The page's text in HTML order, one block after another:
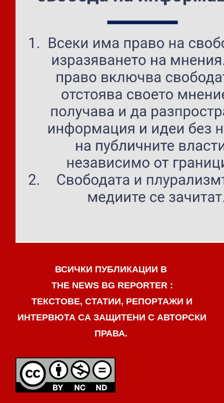
ВСИЧКИ ПУБЛИКАЦИИ В
THE NEWS BG REPORTER :
ТЕКСТОВЕ, СТАТИИ, РЕПОРТАЖИ И
ИНТЕРВЮТА СА ЗАЩИТЕНИ С АВТОРСКИ
ПРАВА.